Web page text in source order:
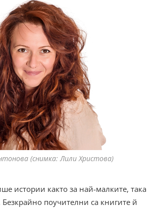
(снимка: Лили Христова)
истории както за най-малките, така
Безкрайно поучителни са книгите й